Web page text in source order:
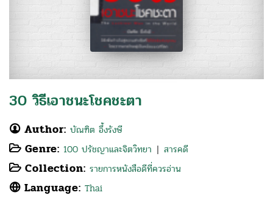
30 วิธีเอาชนะโชคชะตา
Author: บัณฑิต อึ้งรังษี
Genre: 100 ปรัชญาและจิตวิทยา | สารคดี
Collection: รายการหนังสือดีที่ควรอ่าน
Language: Thai